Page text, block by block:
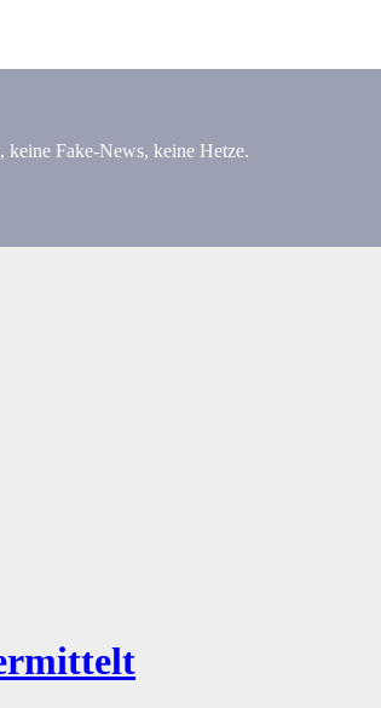
Fake-News, keine Hetze.